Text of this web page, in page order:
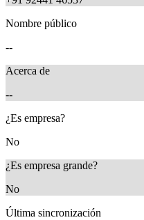
11 months ago
Nombre público
--
Acerca de
--
¿Es empresa?
No
¿Es empresa grande?
No
Última sincronización